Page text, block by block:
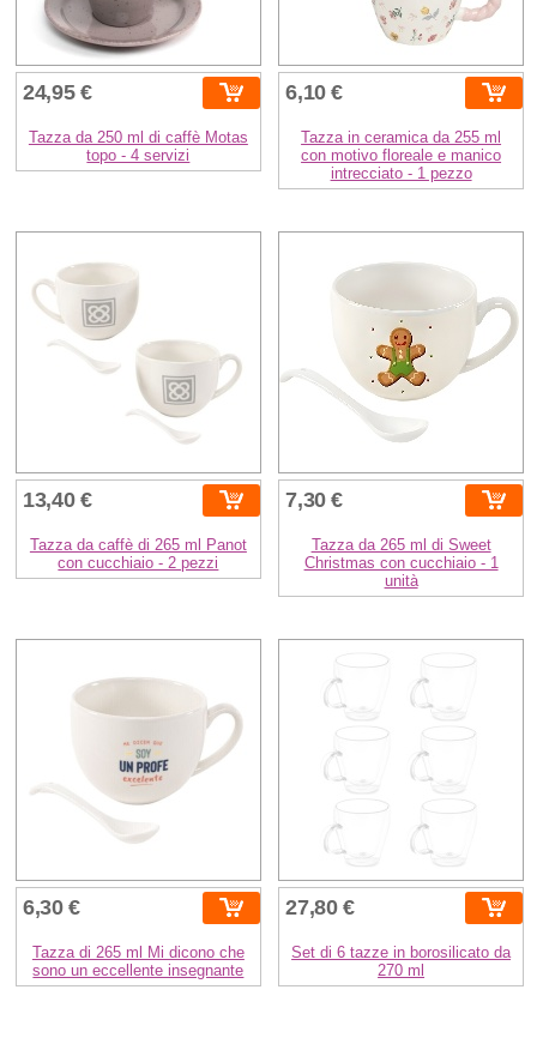
24,95 €
Tazza da 250 ml di caffè Motas
topo - 4 servizi
6,10 €
Tazza in ceramica da 255 ml
con motivo floreale e manico
intrecciato - 1 pezzo
13,40 €
Tazza da caffè di 265 ml Panot
con cucchiaio - 2 pezzi
7,30 €
Tazza da 265 ml di Sweet
Christmas con cucchiaio - 1
unità
6,30 €
Tazza di 265 ml Mi dicono che
sono un eccellente insegnante
27,80 €
Set di 6 tazze in borosilicato da
270 ml